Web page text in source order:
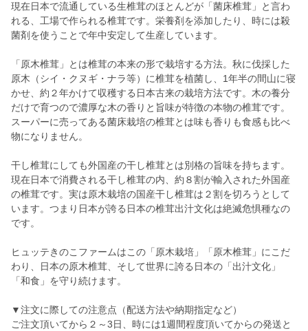
現在日本で流通している生椎茸のほとんどが「菌床椎茸」と言わ
れる、工場で作られる椎茸です。栄養剤を添加したり、時には殺
菌剤を使うことで年中安定して生産しています。
「原木椎茸」とは椎茸の本来の形で栽培する方法。秋に伐採した
原木（シイ・クヌギ・ナラ等）に椎茸を植菌し、1年半の間山に寝
かせ、約２年かけて収穫する日本古来の栽培方法です。木の養分
だけで育つので濃厚な木の香りと旨味が特徴の本物の椎茸です。
スーパーに売ってある菌床栽培の椎茸とは味も香りも食感も比べ
物になりません。
干し椎茸にしても外国産の干し椎茸とは別格の旨味を持ちます。
現在日本で消費される干し椎茸の内、約８割が輸入された外国産
の椎茸です。実は原木栽培の国産干し椎茸は２割を切ろうとして
います。つまり日本が誇る日本の椎茸出汁文化は絶滅危惧種なの
です。
ヒュッテきのこファームはこの「原木栽培」「原木椎茸」にこだ
わり、日本の原木椎茸、そして世界に誇る日本の「出汁文化」
「和食」を守り続けます。
▼注文に際しての注意点（配送方法や納期指定など）
ご注文頂いてから２～3日、時には1週間程度頂いてからの発送と